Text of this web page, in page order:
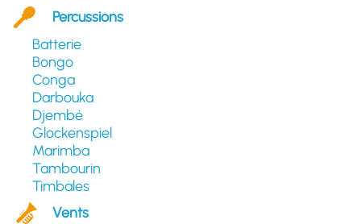
Percussions
Batterie
Bongo
Conga
Darbouka
Djembé
Glockenspiel
Marimba
Tambourin
Timbales
Vents